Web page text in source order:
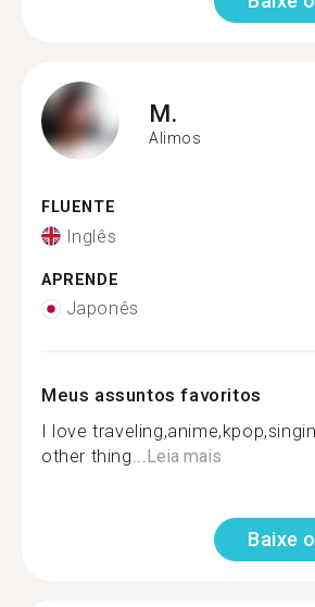
M.
Alimos
FLUENTE
Inglês
APRENDE
Japonês
Meus assuntos favoritos
I love
other thing...Leia mais
Baixe